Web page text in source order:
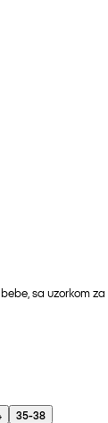
sa uzorkom
35-38